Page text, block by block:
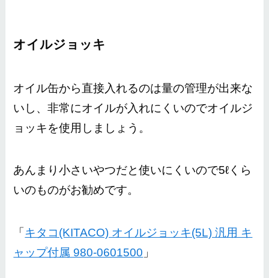
オイルジョッキ
オイル缶から直接入れるのは量の管理が出来な
いし、非常にオイルが入れにくいのでオイルジ
ョッキを使用しましょう。
あんまり小さいやつだと使いにくいので5ℓくら
いのものがお勧めです。
「 キタコ(KITACO) オイルジョッキ(5L) 汎用 キ
ャップ付属 980-0601500 」